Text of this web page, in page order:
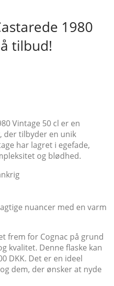
1980
tilbud!
Vintage 50 cl er en
der tilbyder en unik
har lagret i egefade,
og blødhed.
nuancer med en varm
frem for Cognac på grund
kvalitet. Denne flaske kan
DKK. Det er en ideel
dem, der ønsker at nyde